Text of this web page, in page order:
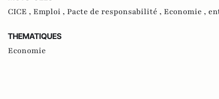
CICE , Emploi , Pacte de responsabilité , Economie ,
THEMATIQUES
Economie